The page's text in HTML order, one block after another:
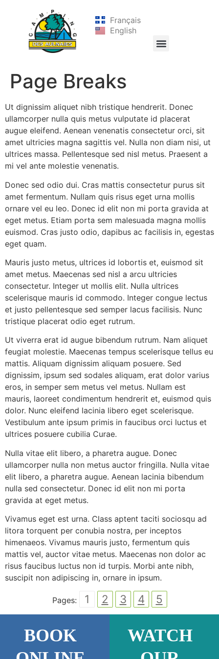
Français
English
Page Breaks
Ut dignissim aliquet nibh tristique hendrerit. Donec
ullamcorper nulla quis metus vulputate id placerat
augue eleifend. Aenean venenatis consectetur orci, sit
amet ultricies magna sagittis vel. Nulla non diam nisi, ut
ultrices massa. Pellentesque sed nisl metus. Praesent a
mi vel ante molestie venenatis.
Donec sed odio dui. Cras mattis consectetur purus sit
amet fermentum. Nullam quis risus eget urna mollis
ornare vel eu leo. Donec id elit non mi porta gravida at
eget metus. Etiam porta sem malesuada magna mollis
euismod. Cras justo odio, dapibus ac facilisis in, egestas
eget quam.
Mauris justo metus, ultrices id lobortis et, euismod sit
amet metus. Maecenas sed nisl a arcu ultricies
consectetur. Integer ut mollis elit. Nulla ultrices
scelerisque mauris id commodo. Integer congue lectus
et justo pellentesque sed semper lacus facilisis. Nunc
tristique placerat odio eget rutrum.
Ut viverra erat id augue bibendum rutrum. Nam aliquet
feugiat molestie. Maecenas tempus scelerisque tellus eu
mattis. Aliquam dignissim aliquam posuere. Sed
dignissim, ipsum sed sodales aliquam, erat dolor varius
eros, in semper sem metus vel metus. Nullam est
mauris, laoreet condimentum hendrerit et, euismod quis
dolor. Nunc eleifend lacinia libero eget scelerisque.
Vestibulum ante ipsum primis in faucibus orci luctus et
ultrices posuere cubilia Curae.
Nulla vitae elit libero, a pharetra augue. Donec
ullamcorper nulla non metus auctor fringilla. Nulla vitae
elit libero, a pharetra augue. Aenean lacinia bibendum
nulla sed consectetur. Donec id elit non mi porta
gravida at eget metus.
Vivamus eget est urna. Class aptent taciti sociosqu ad
litora torquent per conubia nostra, per inceptos
himenaeos. Vivamus mauris justo, fermentum quis
mattis vel, auctor vitae metus. Maecenas non dolor ac
risus faucibus luctus non id turpis. Morbi ante nibh,
suscipit non adipiscing in, ornare in ipsum.
Pages: 1 2 3 4 5
BOOK
WATCH